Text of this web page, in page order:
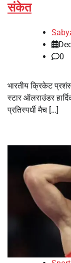
संकेत
0
भारतीय क्रिकेट
स्टार ऑलराउंडर
प्रतिस्पर्धी मैच […]